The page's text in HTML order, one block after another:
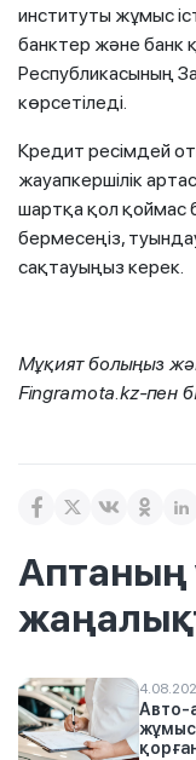
институты жұмыс
банктер және банк
Республикасының
көрсетіледі.
Кредит ресімдей
жауапкершілік
шартқа қол қоймас
бермесеңіз,
сақтауыңыз керек.
Мұқият болыңыз
Fingramota.kz-пен
Аптаның
Авто-
жұмыс